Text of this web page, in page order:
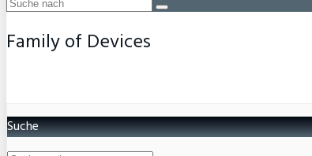
Family of Devices
Suche